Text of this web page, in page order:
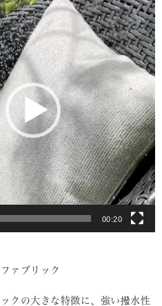
00:20
ァブリック
クの大きな特徴に、強い撥水性